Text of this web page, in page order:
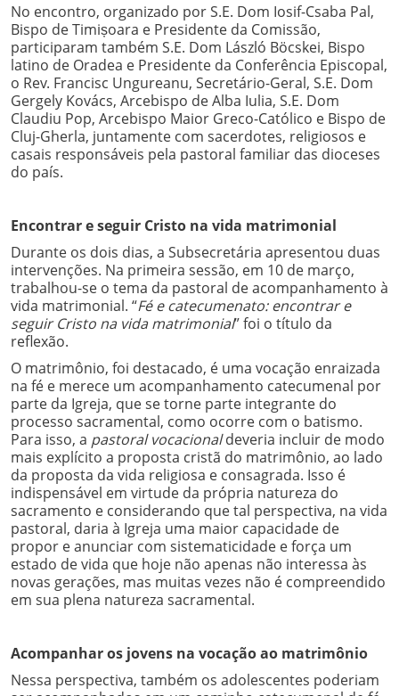
No encontro, organizado por S.E. Dom Iosif-Csaba Pal,
Bispo de Timișoara e Presidente da Comissão,
participaram também S.E. Dom László Böcskei, Bispo
latino de Oradea e Presidente da Conferência Episcopal,
o Rev. Francisc Ungureanu, Secretário-Geral, S.E. Dom
Gergely Kovács, Arcebispo de Alba Iulia, S.E. Dom
Claudiu Pop, Arcebispo Maior Greco-Católico e Bispo de
Cluj-Gherla, juntamente com sacerdotes, religiosos e
casais responsáveis pela pastoral familiar das dioceses
do país.
Encontrar e seguir Cristo na vida matrimonial
Durante os dois dias, a Subsecretária apresentou duas
intervenções. Na primeira sessão, em 10 de março,
trabalhou-se o tema da pastoral de acompanhamento à
vida matrimonial. “Fé e catecumenato: encontrar e
seguir Cristo na vida matrimonial” foi o título da
reflexão.
O matrimônio, foi destacado, é uma vocação enraizada
na fé e merece um acompanhamento catecumenal por
parte da Igreja, que se torne parte integrante do
processo sacramental, como ocorre com o batismo.
Para isso, a pastoral vocacionaldeveria incluir de modo
mais explícito a proposta cristã do matrimônio, ao lado
da proposta da vida religiosa e consagrada. Isso é
indispensável em virtude da própria natureza do
sacramento e considerando que tal perspectiva, na vida
pastoral, daria à Igreja uma maior capacidade de
propor e anunciar com sistematicidade e força um
estado de vida que hoje não apenas não interessa às
novas gerações, mas muitas vezes não é compreendido
em sua plena natureza sacramental.
Acompanhar os jovens na vocação ao matrimônio
Nessa perspectiva, também os adolescentes poderiam